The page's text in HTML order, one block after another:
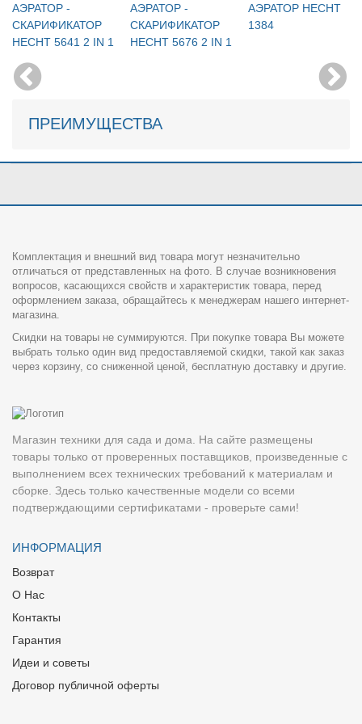
АЭРАТОР -
СКАРИФИКАТОР
HECHT 5641 2 IN 1
АЭРАТОР -
СКАРИФИКАТОР
HECHT 5676 2 IN 1
АЭРАТОР HECHT
1384
ПРЕИМУЩЕСТВА
Комплектация и внешний вид товара могут незначительно
отличаться от представленных на фото. В случае возникновения
вопросов, касающихся свойств и характеристик товара, перед
оформлением заказа, обращайтесь к менеджерам нашего интернет-
магазина.
Скидки на товары не суммируются. При покупке товара Вы можете
выбрать только один вид предоставляемой скидки, такой как заказ
через корзину, со сниженной ценой, бесплатную доставку и другие.
Магазин техники для сада и дома. На сайте размещены
товары только от проверенных поставщиков, произведенные с
выполнением всех технических требований к материалам и
сборке. Здесь только качественные модели со всеми
подтверждающими сертификатами - проверьте сами!
ИНФОРМАЦИЯ
Возврат
О Нас
Контакты
Гарантия
Идеи и советы
Договор публичной оферты